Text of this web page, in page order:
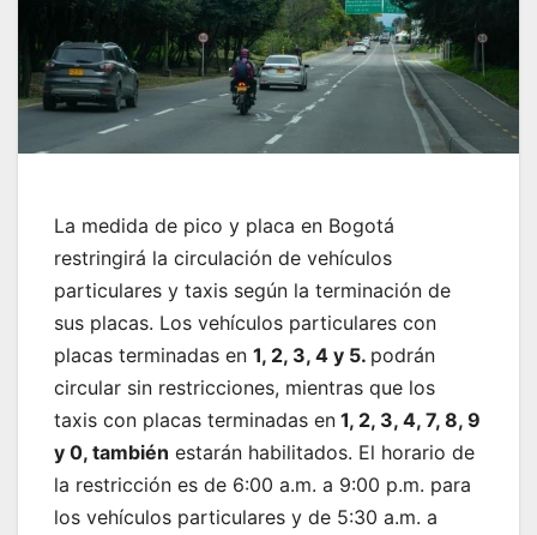
La medida de pico y placa en Bogotá
restringirá la circulación de vehículos
particulares y taxis según la terminación de
sus placas. Los vehículos particulares con
placas terminadas en 1, 2, 3, 4 y 5. podrán
circular sin restricciones, mientras que los
taxis con placas terminadas en 1, 2, 3, 4, 7, 8, 9
y 0, también estarán habilitados. El horario de
la restricción es de 6:00 a.m. a 9:00 p.m. para
los vehículos particulares y de 5:30 a.m. a